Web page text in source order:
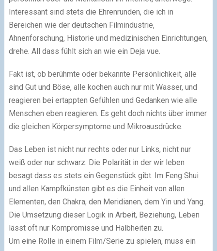
Interessant sind stets die Ehrenrunden, die ich in
Bereichen wie der deutschen Filmindustrie,
Ahnenforschung, Historie und medizinischen Einrichtungen,
drehe. All dass fühlt sich an wie ein Deja vue.
Fakt ist, ob berühmte oder bekannte Persönlichkeit, alle
sind Gut und Böse, alle kochen auch nur mit Wasser, und
reagieren bei ertappten Gefühlen und Gedanken wie alle
Menschen eben reagieren. Es geht doch nichts über immer
die gleichen Körpersymptome und Mikroausdrücke.
Das Leben ist nicht nur rechts oder nur Links, nicht nur
weiß oder nur schwarz. Die Polarität in der wir leben
besagt dass es stets ein Gegenstück gibt. Im Feng Shui
und allen Kampfkünsten gibt es die Einheit von allen
Elementen, den Chakra, den Meridianen, dem Yin und Yang.
Die Umsetzung dieser Logik in Arbeit, Beziehung, Leben
lässt oft nur Kompromisse und Halbheiten zu.
Um eine Rolle in einem Film/Serie zu spielen, muss ein